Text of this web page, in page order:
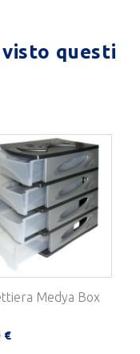
questi
Medya Box
€